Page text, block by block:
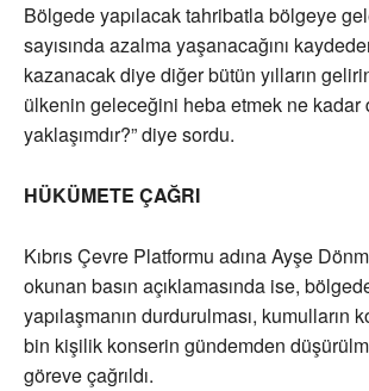
Bölgede yapılacak tahribatla bölgeye
sayısında azalma yaşanacağını
kazanacak diye diğer bütün yılların
ülkenin geleceğini heba etmek ne kadar
yaklaşımdır?” diye sordu.
HÜKÜMETE ÇAĞRI
Kıbrıs Çevre Platformu adına Ayşe
okunan basın açıklamasında ise,
yapılaşmanın durdurulması, kumulların
bin kişilik konserin gündemden
göreve çağrıldı.